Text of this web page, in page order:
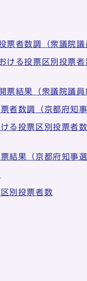
者数調（衆議院議
る投票区別投票者
結果（衆議院議員
数調（京都府知事
投票区別投票者
果（京都府知事選
別投票者数